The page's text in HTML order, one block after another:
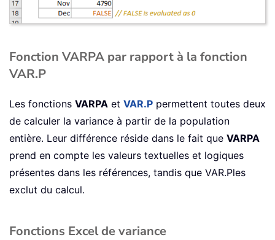
Fonction VARPA par rapport à la fonction
VAR.P
Les fonctions VARPA et VAR.P permettent toutes deux
de calculer la variance à partir de la population
entière. Leur différence réside dans le fait que VARPA
prend en compte les valeurs textuelles et logiques
présentes dans les références, tandis que VAR.Ples
exclut du calcul.
Fonctions Excel de variance